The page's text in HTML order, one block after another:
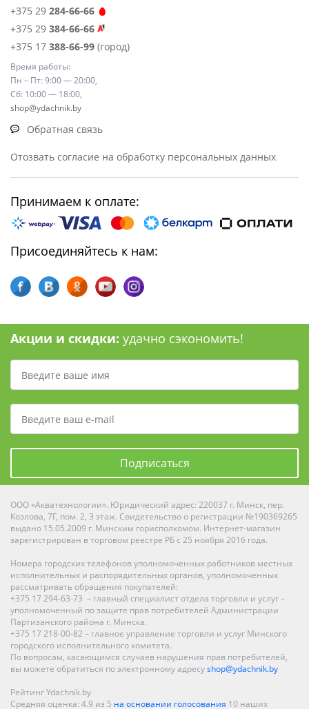
+375 29 284-66-66
+375 29 384-66-66
+375 17 388-66-99 (город)
Время работы:
Пн – Пт: 9:00 — 20:00,
Сб: 10:00 — 18:00,
shop@ydachnik.by
Обратная связь
Отозвать согласие на обработку персональных данных
Принимаем к оплате:
Присоединяйтесь к нам:
Акции и скидки: удачно сэкономить!
Подписаться
ООО «Акватехнологии». Юридический адрес: 220037 г. Минск, пер.
Козлова, 7Г, пом. 2, 3 этаж. Свидетельство о регистрации №190369265
выдано 15.05.2009 г. Минским горисполкомом. Интернет-магазин
зарегистрирован в торговом реестре РБ с 25 ноября 2016 года.
Номера городских телефонов уполномоченных работников местных
исполнительных и распорядительных органов, уполномоченных
рассматривать обращения покупателей:
+375 17 294-63-73 – главный специалист отдела торговли и услуг –
уполномоченный по защите прав потребителей Администрации
Партизанского района г. Минска.
+375 17 218-00-82 – главное управление торговли и услуг Минского
городского исполнительного комитета.
По вопросам, касающимся случаев нарушения прав потребителей,
вы можете обратиться по электронному адресуshop@ydachnik.by
Рейтинг Ydachnik.by
Средняя оценка: 4.9 из 5 на основании голосования 10 наших